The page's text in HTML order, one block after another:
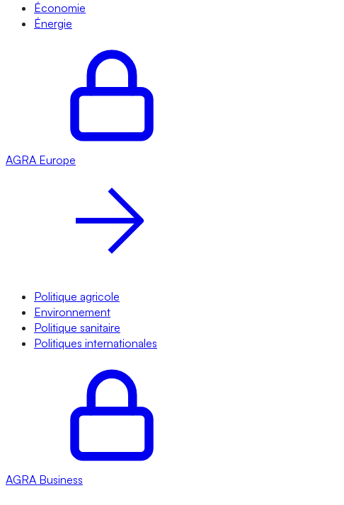
Économie
Énergie
AGRA Europe
Politique agricole
Environnement
Politique sanitaire
Politiques internationales
AGRA Business